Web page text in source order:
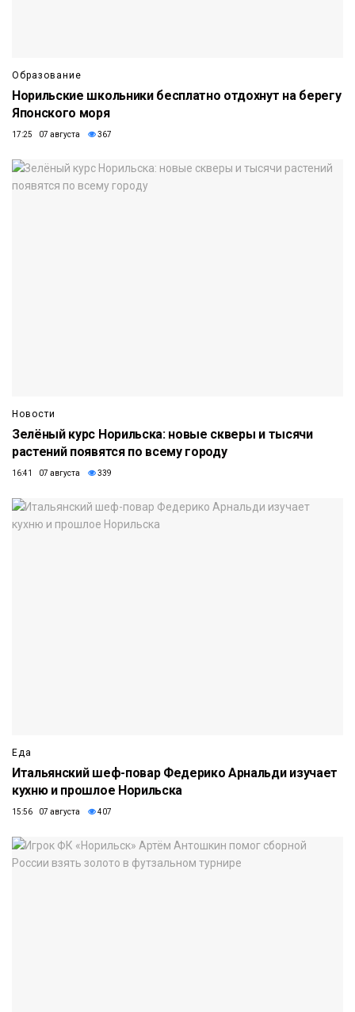
Образование
Норильские школьники бесплатно отдохнут на берегу
Японского моря
17:25 07 августа 367
Новости
Зелёный курс Норильска: новые скверы и тысячи
растений появятся по всему городу
16:41 07 августа 339
Еда
Итальянский шеф-повар Федерико Арнальди изучает
кухню и прошлое Норильска
15:56 07 августа 407